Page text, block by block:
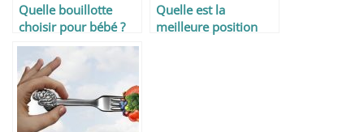
Quelle bouillotte
choisir pour bébé ?
Quelle est la
meilleure position